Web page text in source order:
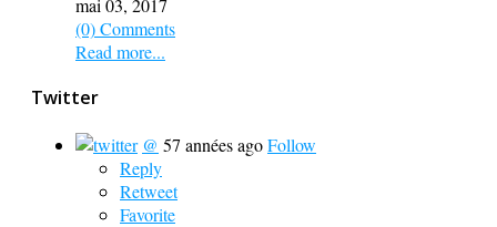
mai 03, 2017
(0) Comments
Read more...
Twitter
@ 57 années agoFollow
Reply
Retweet
Favorite